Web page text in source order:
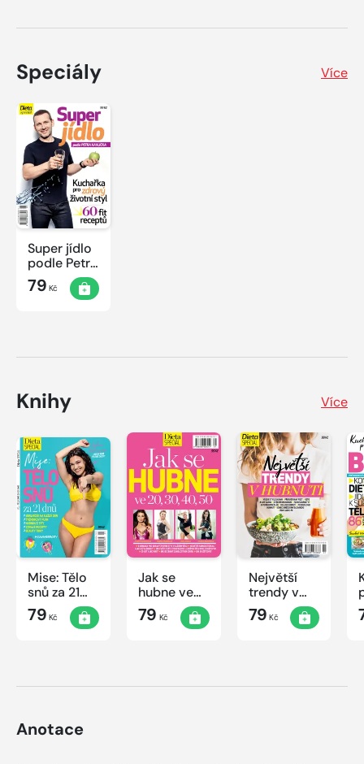
Speciály Více
Super jídlo
podle Petra
Havlíčka
79 Kč
Knihy Více
Mise: Tělo
snů za 21
dnů
79 Kč
Jak se
hubne ve
20, 30, 40,
50
79 Kč
Největší
trendy v
hubnutí
79 Kč
Anotace